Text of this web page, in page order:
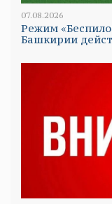
07.08.2026
Режим
Башкирии